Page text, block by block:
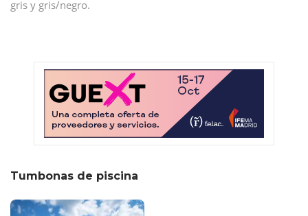
gris y gris/negro.
Tumbonas de piscina